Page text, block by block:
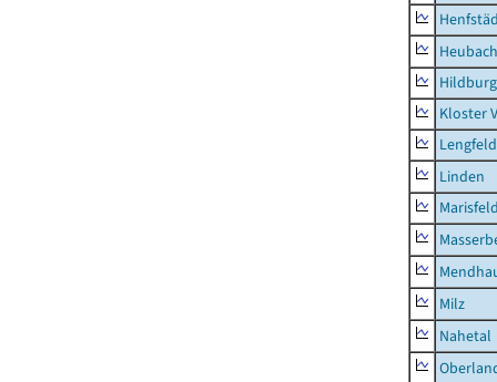
Heubach
Kloster
Lengfeld
Linden
Milz
Nahetal